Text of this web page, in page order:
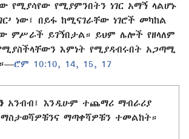
የሚያሳየው የሚያምንበትን ነገር አማኝ ላልሆኑ
ነው፤ በይፋ ከሚናገራቸው ነገሮች መካከል
ምሥራች ይገኝበታል። ይህም ሌሎች የዘላለም
እምነት የሚያዳብሩበት አጋጣሚ
ሮም 10:10, 14, 15, 17
አንብብ፤ እንዲሁም ተጨማሪ ማብራሪያ
ማስታወሻዎቹንና ማጣቀሻዎቹን ተመልከት።